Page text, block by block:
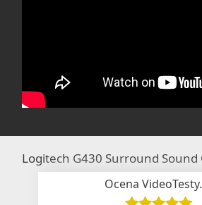
Logitech G430 Surround
Ocena